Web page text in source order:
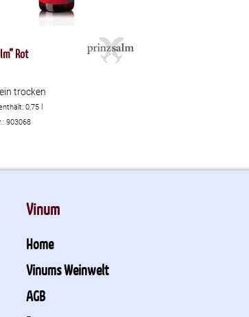
Rot
trocken
0,75
903068
Vinum
Home
Vinums Weinwelt
AGB